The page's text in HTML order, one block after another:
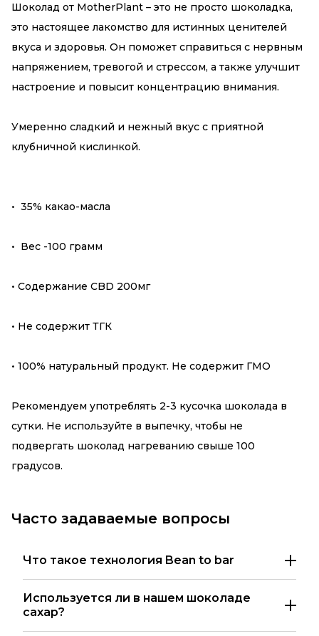
Шоколад от MotherPlant – это не просто шоколадка,
это настоящее лакомство для истинных ценителей
вкуса и здоровья. Он поможет справиться с нервным
напряжением, тревогой и стрессом, а также улучшит
настроение и повысит концентрацию внимания.
Умеренно сладкий и нежный вкус с приятной
клубничной кислинкой.
• 35% какао-масла
• Вес -100 грамм
• Содержание CBD 200мг
• Не содержит ТГК
• 100% натуральный продукт. Не содержит ГМО
Рекомендуем употреблять 2-3 кусочка шоколада в
сутки. Не используйте в выпечку, чтобы не
подвергать шоколад нагреванию свыше 100
градусов.
Часто задаваемые вопросы
Что такое технология Bean to bar
Используется ли в нашем шоколаде
сахар?